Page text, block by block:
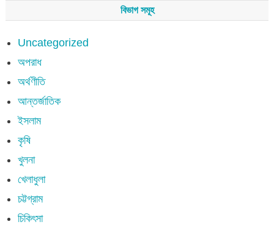
বিভাগ সমূহ
Uncategorized
অপরাধ
অর্থণীতি
আন্তর্জাতিক
ইসলাম
কৃষি
খুলনা
খেলাধুলা
চট্টগ্রাম
চিকিৎসা